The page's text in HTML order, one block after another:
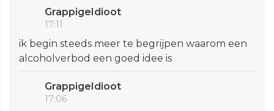
GrappigeIdioot
17:11
ik begin steeds meer te begrijpen waarom een
alcoholverbod een goed idee is
GrappigeIdioot
17:06